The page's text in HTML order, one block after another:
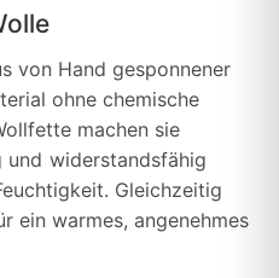
von Hand gesponnener
ohne chemische
machen sie
und widerstandsfähig
Gleichzeitig
ein warmes, angenehmes